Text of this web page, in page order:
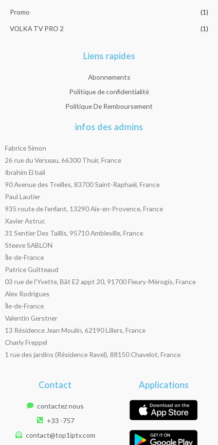
Promo (1)
VOLKA TV PRO 2 (1)
Liens rapides
Abonnements
Politique de confidentialité
Politique De Remboursement
infos des admins
Fabrice Simon
26 rue du Verseau, 66300 Thuir, France
Ibrahim El bali
90 Avenue des Treilles, 83700 Saint-Raphaël, France
Paul Lautier
935 route de l’enfant, 13290 Aix-en-Provence, France
Xavier Astruc
31 Sentier Des Taillis, 95710 Ambleville, France
Steeve SABLON
Île-de-France
Patrice Guitteaud
03 rue de l’Yvette, Bât E2 appt 20, 91700 Fleury-Mérogis, France
Alex Rodrigues
Île-de-France
Valentin Gerstner
13 Résidence Jean Moulin, 62190 Lillers, France
Charly Freppel
1 rue des jardins (Résidence Ravel), 88150 Chavelot, France
Contact
contactez nous
+33 -757
contact@top1iptv.com
Applications